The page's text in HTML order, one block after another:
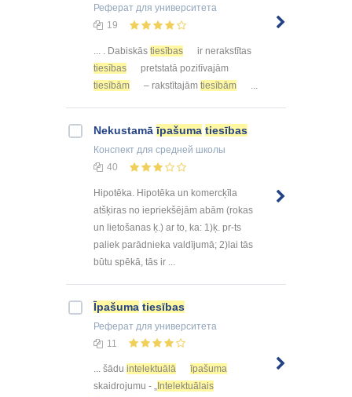
Реферат для университета
19
... . Dabiskās tiesības
ir nerakstītas
tiesības
pretstatā pozitīvajām
tiesībām
– rakstītajām tiesībām
Nekustamāīpašuma tiesības
Конспект для средней школы
40
Hipotēka. Hipotēka un komercķīla
atšķiras no iepriekšējām abām (rokas
un lietošanas ķ.) ar to, ka: 1)ķ. pr-ts
paliek parādnieka valdījumā; 2)lai tās
būtu spēkā, tās ir ...
Īpašuma tiesības
Реферат для университета
11
... šādu intelektuālā
īpašuma
skaidrojumu - „ Intelektuālais